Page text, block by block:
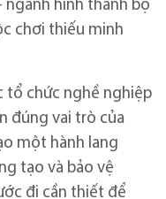
hình thành bộ
chơi thiếu minh
tổ chức nghề nghiệp
đúng vai trò của
một hành lang
tạo và bảo vệ
đi cần thiết để